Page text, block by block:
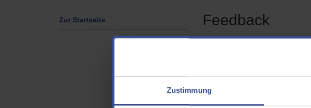
Zustimmung
Zur Startseite Feedback
Informationen gefunden